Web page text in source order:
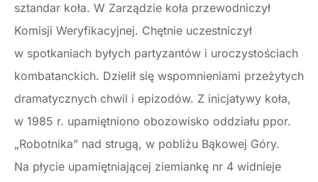
sztandar koła. W Zarządzie koła przewodniczył
Komisji Weryfikacyjnej. Chętnie uczestniczył
w spotkaniach byłych partyzantów i uroczystościach
kombatanckich. Dzielił się wspomnieniami przeżytych
dramatycznych chwil i epizodów. Z inicjatywy koła,
w 1985 r. upamiętniono obozowisko oddziału ppor.
„Robotnika” nad strugą, w pobliżu Bąkowej Góry.
Na płycie upamiętniającej ziemiankę nr 4 widnieje